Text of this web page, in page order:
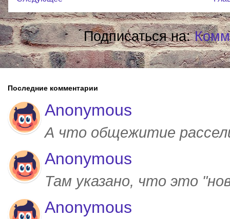
Подписаться на:
Последние комментарии
Anonymous
А что общежитие
Anonymous
Там указано, что это
Anonymous